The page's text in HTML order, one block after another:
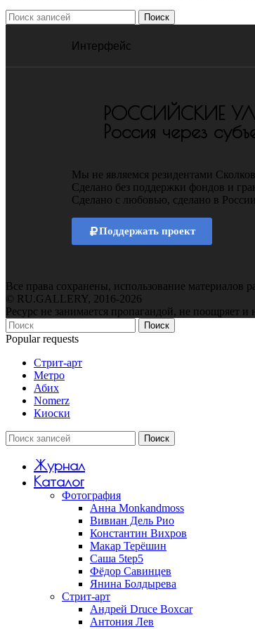
Поиск
Интерфейс
РОССИЙСКИЕ
Россия через
Мы не являемся резидентами
Сделано без поддержки фондов и
Сделано с любовью, сделано в
Поддержать проект
Все права сохранены, использование материалов
© RU.GALLERY, 2016-2026
Ресурс не занимается пропагандой, не поощряет
Поиск
Popular requests
Стрит-арт
Метро
Абих
Nomerz
Киоски
Поиск
Журнал
Каталог
Фотография
Анна Monkandmoss
Вивиан Дель Рио
Константин Вихров
Макар Терёшин
Саша 5tep5
Фёдор Савинцев
Янина Болдырева
Стрит-арт
Андрей Druce Boxcar
Антония Лев